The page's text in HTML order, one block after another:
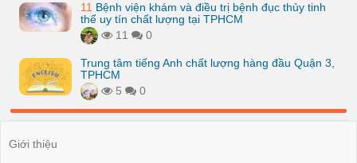
11 Bệnh viện khám và điều trị bệnh đục thủy tinh
thể uy tín chất lượng tại TPHCM
11
0
Trung tâm tiếng Anh chất lượng hàng đầu Quận 3,
TPHCM
5
0
Giới thiệu